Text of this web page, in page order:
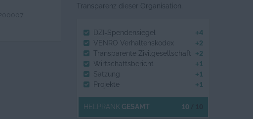
Transparenz dieser Organisation.
DZI-Spendensiegel +4
VENRO Verhaltenskodex +2
Transparente Zivilgesellschaft +2
Wirtschaftsbericht +1
Satzung +1
Projekte +1
HELPRANK GESAMT 10